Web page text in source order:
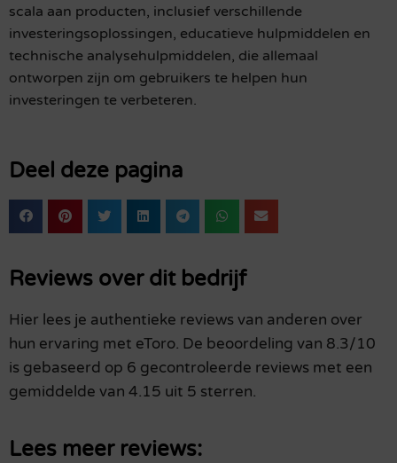
scala aan producten, inclusief verschillende
investeringsoplossingen, educatieve hulpmiddelen en
technische analysehulpmiddelen, die allemaal
ontworpen zijn om gebruikers te helpen hun
investeringen te verbeteren.
Deel deze pagina
Reviews over dit bedrijf
Hier lees je authentieke reviews van anderen over
hun ervaring met eToro. De beoordeling van 8.3/10
is gebaseerd op 6 gecontroleerde reviews met een
gemiddelde van 4.15 uit 5 sterren.
Lees meer reviews: